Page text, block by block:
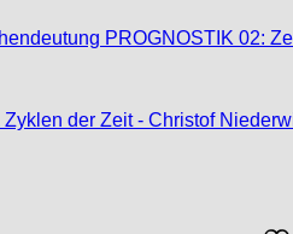
PROGNOSTIK 02: